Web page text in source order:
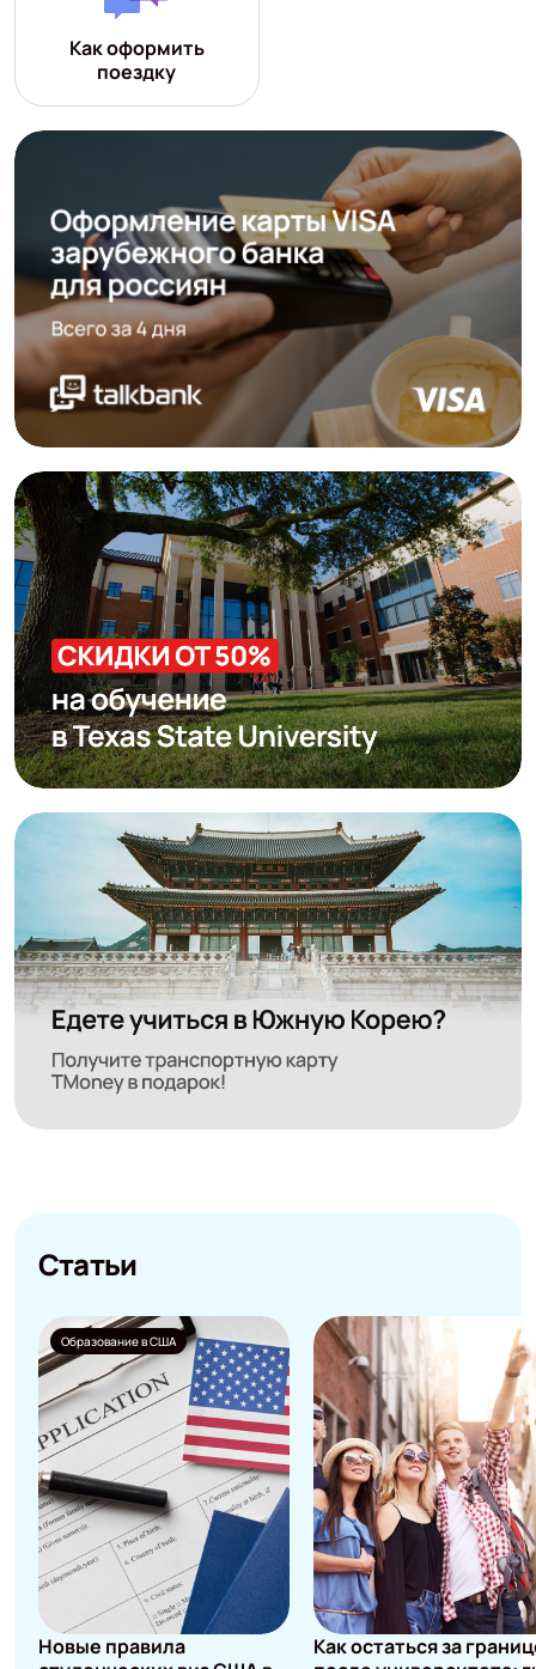
Как оформить
поездку
Статьи
Образование в США
Новые правила
Как остаться за